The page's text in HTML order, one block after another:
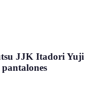
JJK Itadori Yuji